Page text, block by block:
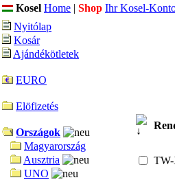
Kosel Home | Shop Ihr Kosel-
Nyitólap
Kosár
Ajándékötletek
EURO
Elöfizetés
Országok
Magyarország
Ausztria
UNO